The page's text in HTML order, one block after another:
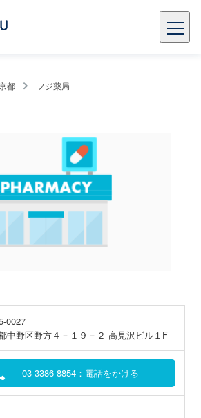
都 フジ薬局
0027
中野区野方４－１９－２ 高見沢ビル１F
03-3386-8854：電話をかける